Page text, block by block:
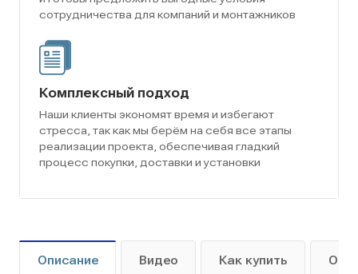
сотрудничества для компаний и монтажников
Комплексный подход
Наши клиенты экономят время и избегают
стресса, так как мы берём на себя все этапы
реализации проекта, обеспечивая гладкий
процесс покупки, доставки и установки
Описание Видео Как купить